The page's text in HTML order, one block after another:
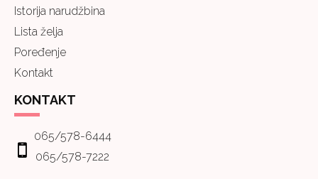
Istorija narudžbina
Lista želja
Poređenje
Kontakt
KONTAKT
065/578-6444
065/578-7222